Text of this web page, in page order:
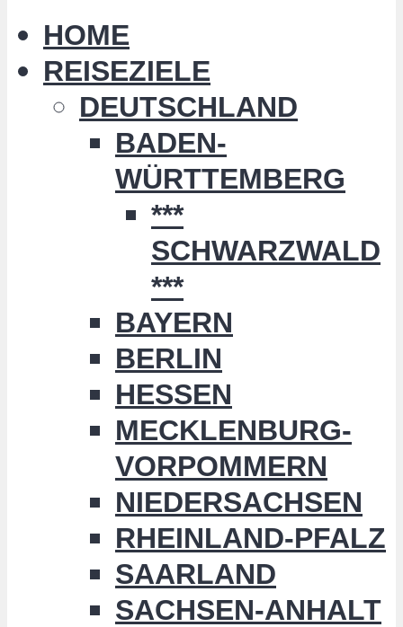
HOME
REISEZIELE
DEUTSCHLAND
BADEN-
WÜRTTEMBERG
***
SCHWARZWALD
***
BAYERN
BERLIN
HESSEN
MECKLENBURG-
VORPOMMERN
NIEDERSACHSEN
RHEINLAND-PFALZ
SAARLAND
SACHSEN-ANHALT